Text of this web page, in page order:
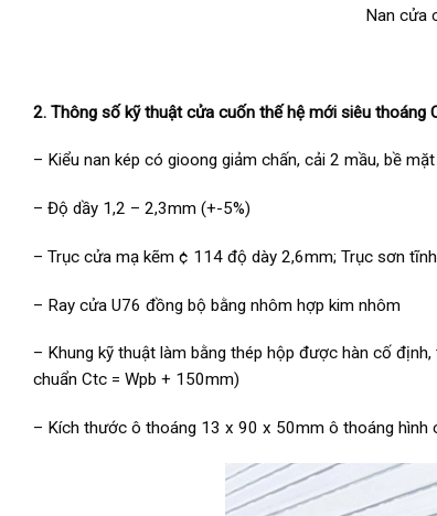
Nan cửa
2. Thông số kỹ thuật cửa cuốn thế hệ mới siêu thoáng
– Kiểu nan kép có gioong giảm chấn, cải 2 mầu, bề
– Độ dầy 1,2 – 2,3mm (+-5%)
– Trục cửa mạ kẽm ¢ 114 độ dày 2,6mm; Trục sơn
– Ray cửa U76 đồng bộ bằng nhôm hợp kim nhôm
– Khung kỹ thuật làm bằng thép hộp được hàn cố
chuẩn Ctc = Wpb + 150mm)
– Kích thước ô thoáng 13 x 90 x 50mm ô thoáng hình